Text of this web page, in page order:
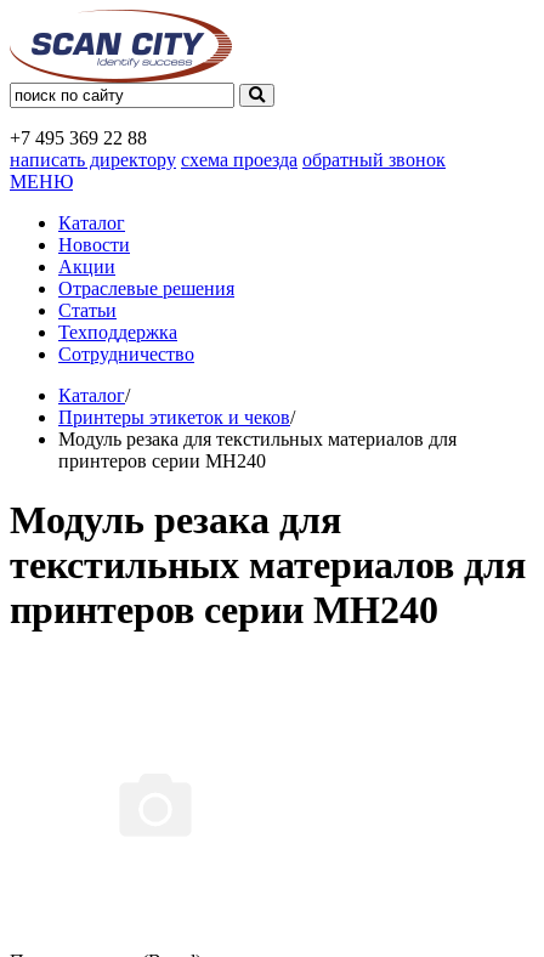
+7 495 369 22 88
написать директору схема проезда обратный звонок
МЕНЮ
Каталог
Новости
Акции
Отраслевые решения
Статьи
Техподдержка
Сотрудничество
Каталог/
Принтеры этикеток и чеков/
Модуль резака для текстильных материалов для
принтеров серии МН240
Модуль резака для
текстильных материалов для
принтеров серии МН240